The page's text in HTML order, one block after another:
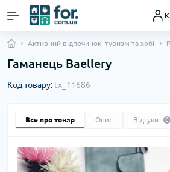
Активний відпочинок, туризм та хобі
Гаманець Baellery
Код товару: tx_11686
Все про товар Опис Відгуки 0